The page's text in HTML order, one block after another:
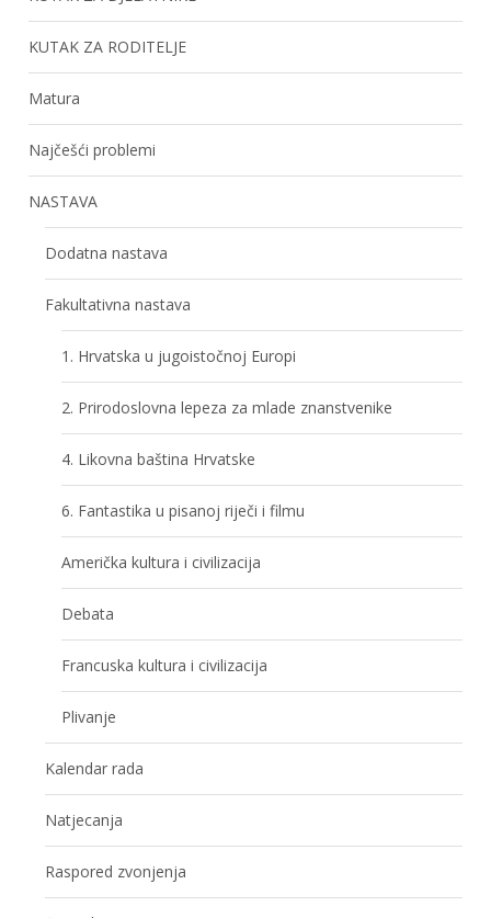
KUTAK ZA RODITELJE
Matura
Najčešći problemi
NASTAVA
Dodatna nastava
Fakultativna nastava
1. Hrvatska u jugoistočnoj Europi
2. Prirodoslovna lepeza za mlade znanstvenike
4. Likovna baština Hrvatske
6. Fantastika u pisanoj riječi i filmu
Američka kultura i civilizacija
Debata
Francuska kultura i civilizacija
Plivanje
Kalendar rada
Natjecanja
Raspored zvonjenja